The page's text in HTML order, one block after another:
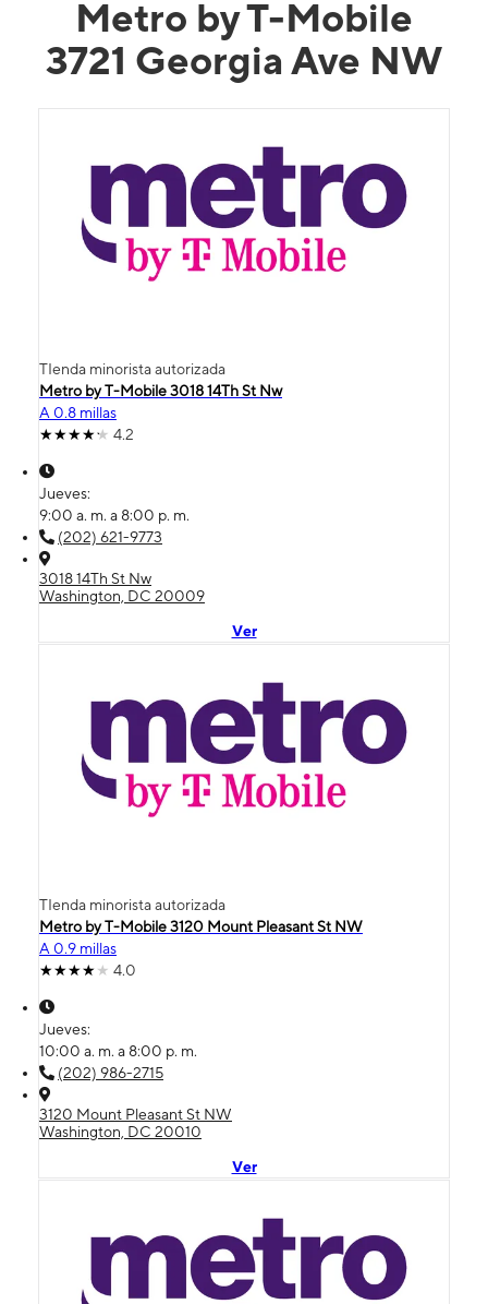
Metro by T-Mobile
3721 Georgia Ave NW
TIenda minorista autorizada
Metro by T-Mobile 3018 14Th St Nw
A 0.8 millas
4.2
Jueves:
9:00 a. m. a 8:00 p. m.
(202) 621-9773
3018 14Th St Nw
Washington, DC 20009
Ver
TIenda minorista autorizada
Metro by T-Mobile 3120 Mount Pleasant St NW
A 0.9 millas
4.0
Jueves:
10:00 a. m. a 8:00 p. m.
(202) 986-2715
3120 Mount Pleasant St NW
Washington, DC 20010
Ver